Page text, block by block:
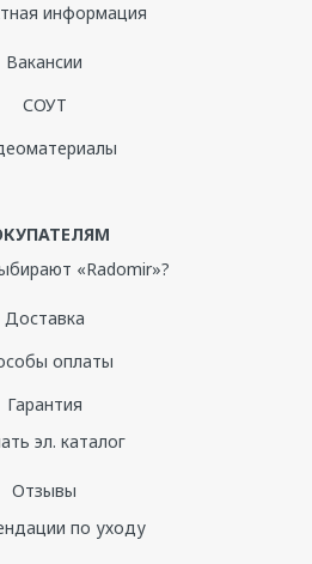
информация
Вакансии
СОУТ
«Radomir»?
Доставка
оплаты
Гарантия
эл. каталог
Отзывы
по уходу